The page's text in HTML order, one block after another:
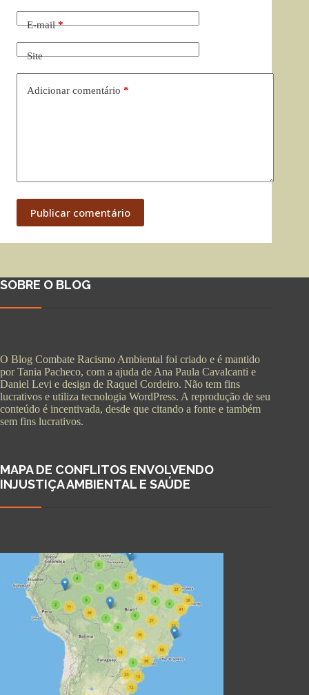
E-mail*
Site
Adicionar comentário *
Publicar comentário
SOBRE O BLOG
O Blog Combate Racismo Ambiental foi criado e é mantido
por Tania Pacheco, com a ajuda de Ana Paula Cavalcanti e
Daniel Levi e design de Raquel Cordeiro. Não tem fins
lucrativos e utiliza tecnologia WordPress. A reprodução de seu
conteúdo é incentivada, desde que citando a fonte e também
sem fins lucrativos.
MAPA DE CONFLITOS ENVOLVENDO
INJUSTIÇA AMBIENTAL E SAÚDE